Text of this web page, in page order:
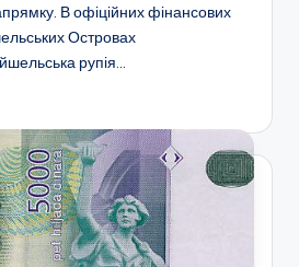
В офіційних фінансових
Островах
рупія…